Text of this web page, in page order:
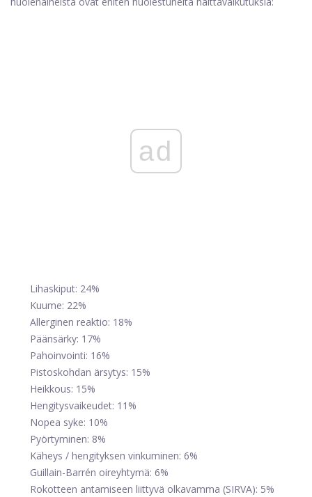
ad
Lihaskiput: 24%
Kuume: 22%
Allerginen reaktio: 18%
Päänsärky: 17%
Pahoinvointi: 16%
Pistoskohdan ärsytys: 15%
Heikkous: 15%
Hengitysvaikeudet: 11%
Nopea syke: 10%
Pyörtyminen: 8%
Käheys / hengityksen vinkuminen: 6%
Guillain-Barrén oireyhtymä: 6%
Rokotteen antamiseen liittyvä olkavamma (SIRVA): 5%